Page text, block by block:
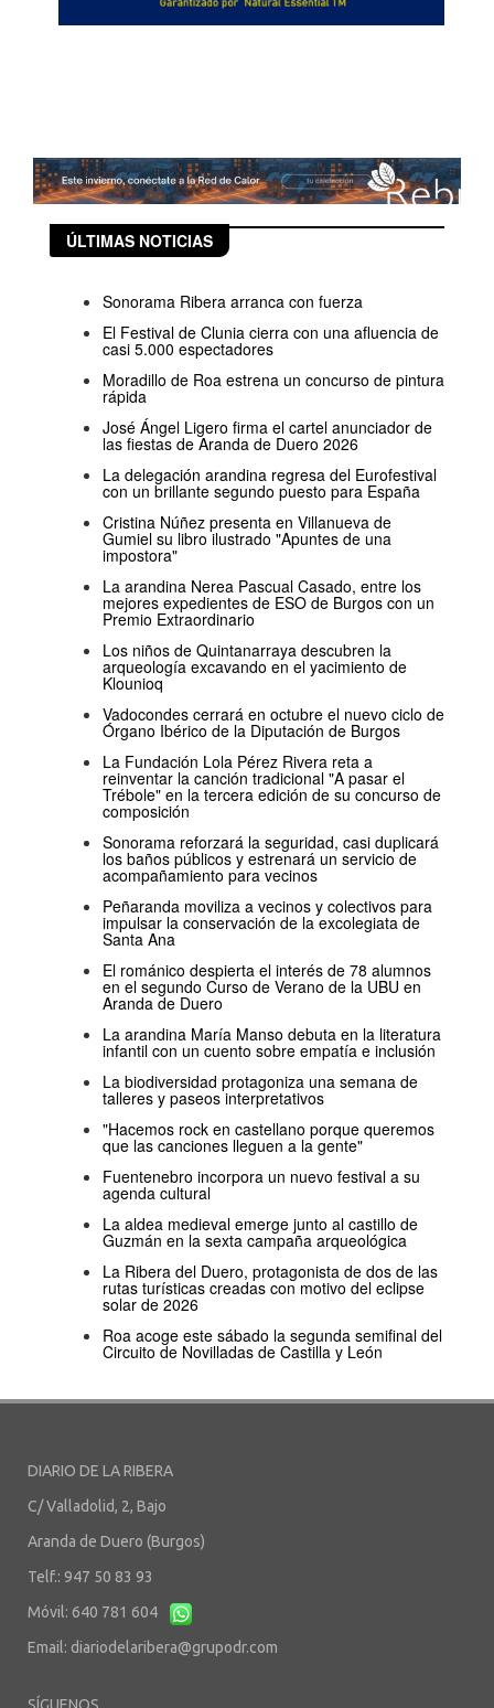
ÚLTIMAS NOTICIAS
Sonorama Ribera arranca con fuerza
El Festival de Clunia cierra con una afluencia de
casi 5.000 espectadores
Moradillo de Roa estrena un concurso de pintura
rápida
José Ángel Ligero firma el cartel anunciador de
las fiestas de Aranda de Duero 2026
La delegación arandina regresa del Eurofestival
con un brillante segundo puesto para España
Cristina Núñez presenta en Villanueva de
Gumiel su libro ilustrado "Apuntes de una
impostora"
La arandina Nerea Pascual Casado, entre los
mejores expedientes de ESO de Burgos con un
Premio Extraordinario
Los niños de Quintanarraya descubren la
arqueología excavando en el yacimiento de
Klounioq
Vadocondes cerrará en octubre el nuevo ciclo de
Órgano Ibérico de la Diputación de Burgos
La Fundación Lola Pérez Rivera reta a
reinventar la canción tradicional "A pasar el
Trébole" en la tercera edición de su concurso de
composición
Sonorama reforzará la seguridad, casi duplicará
los baños públicos y estrenará un servicio de
acompañamiento para vecinos
Peñaranda moviliza a vecinos y colectivos para
impulsar la conservación de la excolegiata de
Santa Ana
El románico despierta el interés de 78 alumnos
en el segundo Curso de Verano de la UBU en
Aranda de Duero
La arandina María Manso debuta en la literatura
infantil con un cuento sobre empatía e inclusión
La biodiversidad protagoniza una semana de
talleres y paseos interpretativos
"Hacemos rock en castellano porque queremos
que las canciones lleguen a la gente"
Fuentenebro incorpora un nuevo festival a su
agenda cultural
La aldea medieval emerge junto al castillo de
Guzmán en la sexta campaña arqueológica
La Ribera del Duero, protagonista de dos de las
rutas turísticas creadas con motivo del eclipse
solar de 2026
Roa acoge este sábado la segunda semifinal del
Circuito de Novilladas de Castilla y León
DIARIO DE LA RIBERA
C/ Valladolid, 2, Bajo
Aranda de Duero (Burgos)
Telf.: 947 50 83 93
Móvil: 640 781 604
Email: diariodelaribera@grupodr.com